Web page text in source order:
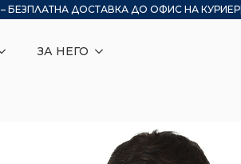
– БЕЗПЛАТНА ДОСТАВКА ДО ОФИС НА КУРИЕР|
ЗА НЕГО